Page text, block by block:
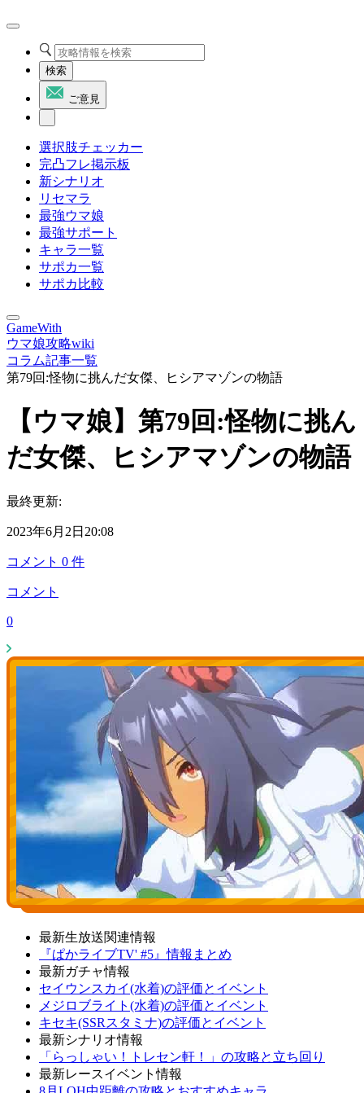
検索
ご意見
選択肢チェッカー
完凸フレ掲示板
新シナリオ
リセマラ
最強ウマ娘
最強サポート
キャラ一覧
サポカ一覧
サポカ比較
GameWith
ウマ娘攻略wiki
コラム記事一覧
第79回:怪物に挑んだ女傑、ヒシアマゾンの物語
【ウマ娘】第79回:怪物に挑ん
だ女傑、ヒシアマゾンの物語
最終更新:
2023年6月2日20:08
コメント 0 件
コメント
0
最新生放送関連情報
『ぱかライブTV' #5』情報まとめ
最新ガチャ情報
セイウンスカイ(水着)の評価とイベント
メジロブライト(水着)の評価とイベント
キセキ(SSRスタミナ)の評価とイベント
最新シナリオ情報
「らっしゃい！トレセン軒！」の攻略と立ち回り
最新レースイベント情報